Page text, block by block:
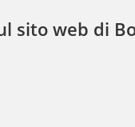
sito web di